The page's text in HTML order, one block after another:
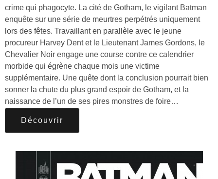
crime qui phagocyte. La cité de Gotham, le vigilant Batman
enquête sur une série de meurtres perpétrés uniquement
lors des fêtes. Travaillant en parallèle avec le jeune
procureur Harvey Dent et le Lieutenant James Gordons, le
Chevalier Noir engage une course contre ce calendrier
morbide qui égrène chaque mois une victime
supplémentaire. Une quête dont la conclusion pourrait bien
sonner la chute du plus grand espoir de Gotham, et la
naissance de l’un de ses pires monstres de foire…
Découvrir